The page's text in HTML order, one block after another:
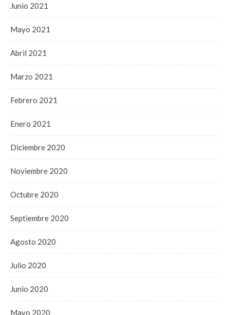
Junio 2021
Mayo 2021
Abril 2021
Marzo 2021
Febrero 2021
Enero 2021
Diciembre 2020
Noviembre 2020
Octubre 2020
Septiembre 2020
Agosto 2020
Julio 2020
Junio 2020
Mayo 2020